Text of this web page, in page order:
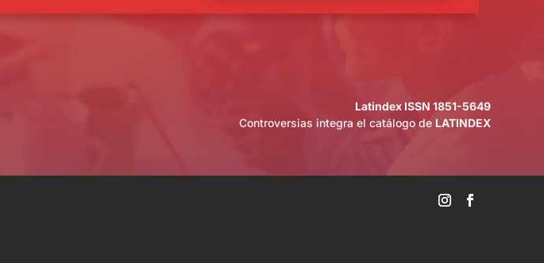
Latindex ISSN 1851-5649
Controversias integra el catálogo de LATINDEX